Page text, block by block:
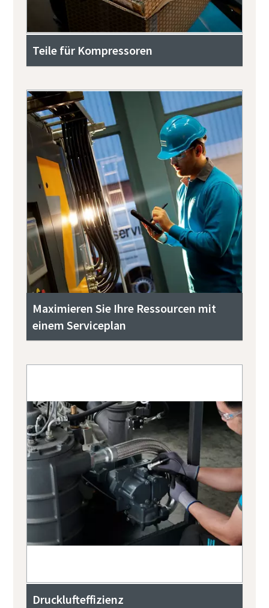
Teile für Kompressoren
Maximieren Sie Ihre Ressourcen mit
einem Serviceplan
Drucklufteffizienz